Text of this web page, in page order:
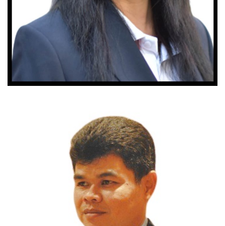
Thanyathron Sawoknitipan